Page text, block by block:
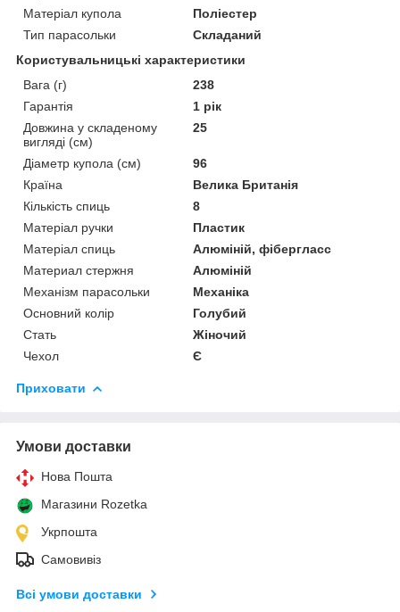
Матеріал купола
Поліестер
Тип парасольки
Складаний
Користувальницькі характеристики
Вага (г)
238
Гарантія
1 рік
Довжина у складеному
вигляді (см)
25
Діаметр купола (см)
96
Країна
Велика Британія
Кількість спиць
8
Матеріал ручки
Пластик
Матеріал спиць
Алюміній, фібергласс
Материал стержня
Алюміній
Механізм парасольки
Механіка
Основний колір
Голубий
Стать
Жіночий
Чехол
Є
Приховати
Умови доставки
Нова Пошта
Магазини Rozetka
Укрпошта
Самовивіз
Всі умови доставки